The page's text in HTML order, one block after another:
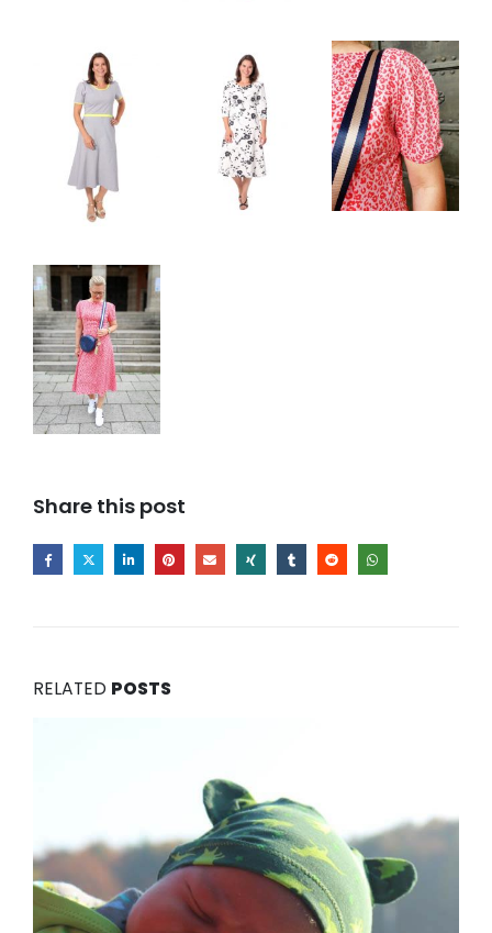
Share this post
RELATED POSTS